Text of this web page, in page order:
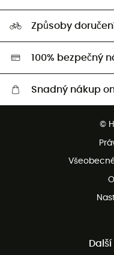
Naši Ambasadoři
Second hand
HardGreen
Způsoby
100% bezpečný
Snadný nákup
Bezplatné vrácení do 100
Bezplatná zákaznická
©